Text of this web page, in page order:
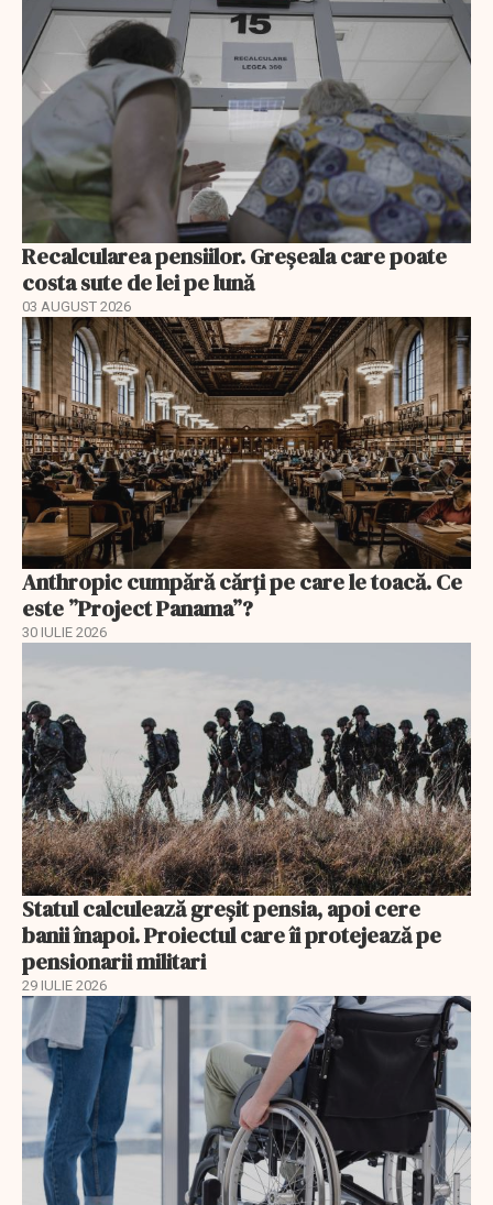
Recalcularea pensiilor. Greșeala care poate
costa sute de lei pe lună
03 AUGUST 2026
Anthropic cumpără cărți pe care le toacă. Ce
este ”Project Panama”?
30 IULIE 2026
Statul calculează greșit pensia, apoi cere
banii înapoi. Proiectul care îi protejează pe
pensionarii militari
29 IULIE 2026